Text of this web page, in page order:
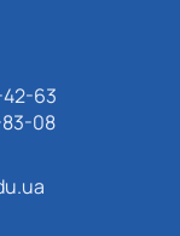
63
08